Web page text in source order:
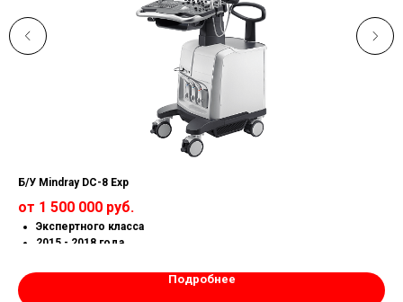
Б/У Mindray DC-8 Exp
от 1 500 000 руб.
Экспертного класса
2015 - 2018 года
Все функции открыты
Подробнее